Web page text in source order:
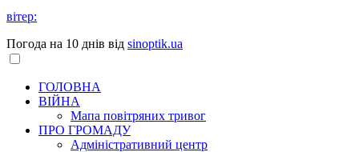
вітер:
Погода на 10 днів від sinoptik.ua
ГОЛОВНА
ВІЙНА
Мапа повітряних тривог
ПРО ГРОМАДУ
Aдміністративний центр